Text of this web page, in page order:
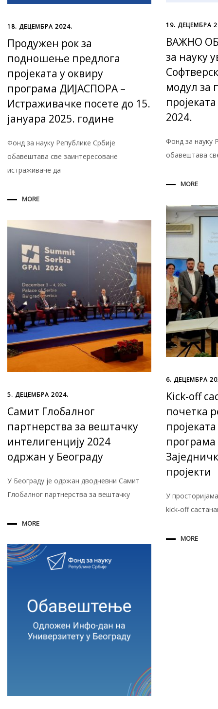
19. ДЕЦЕМБРА
ВАЖНО
за науку
модул за
2024.
Фонд за науку
обавештава
MORE
18. ДЕЦЕМБРА 2024.
Продужен рок за
подношење предлога
пројеката у оквиру
програма ДИЈАСПОРА –
Истраживачке посете до 15.
јануара 2025. године
Фoнд за науку Републике Србије
обавештава све заинтересоване
истраживаче да
MORE
6. ДЕЦЕМБРА
Kick-off
почетка
пројекти
У
kick-off
MORE
5. ДЕЦЕМБРА 2024.
Самит Глобалног
партнерства за вештачку
интелигенцију 2024
одржан у Београду
У Београду је одржан дводневни Самит
Глобалног партнерства за вештачку
MORE